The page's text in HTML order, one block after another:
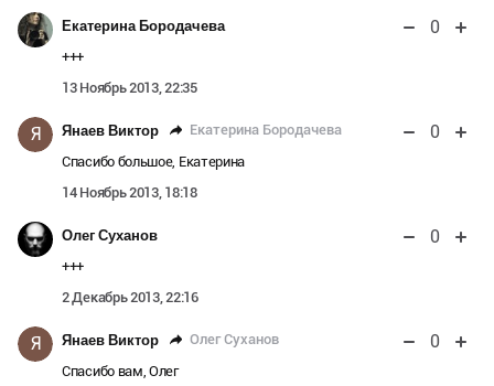
Екатерина Бородачева 0
+++
13 Ноябрь 2013, 22:35
Я Янаев Виктор Екатерина Бородачева 0
Спасибо большое, Екатерина
14 Ноябрь 2013, 18:18
Олег Суханов 0
+++
2 Декабрь 2013, 22:16
Я Янаев Виктор Олег Суханов 0
Спасибо вам, Олег